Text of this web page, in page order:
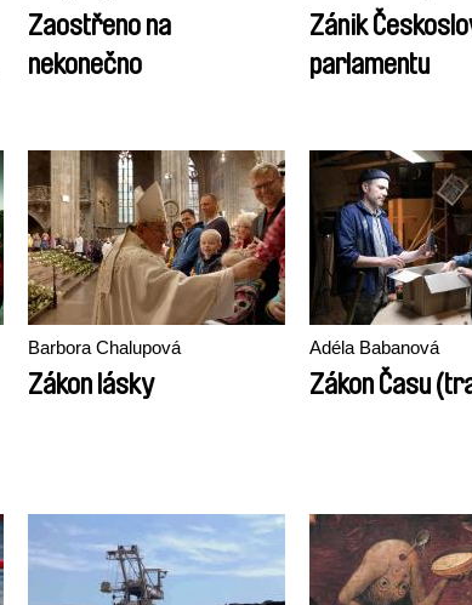
Zaostřeno na
nekonečno
Zánik
parlamentu
Barbora Chalupová
Zákon lásky
Adéla Babanová
Zákon Času